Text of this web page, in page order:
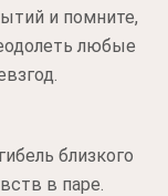
и помните,
любые
близкого
в паре.